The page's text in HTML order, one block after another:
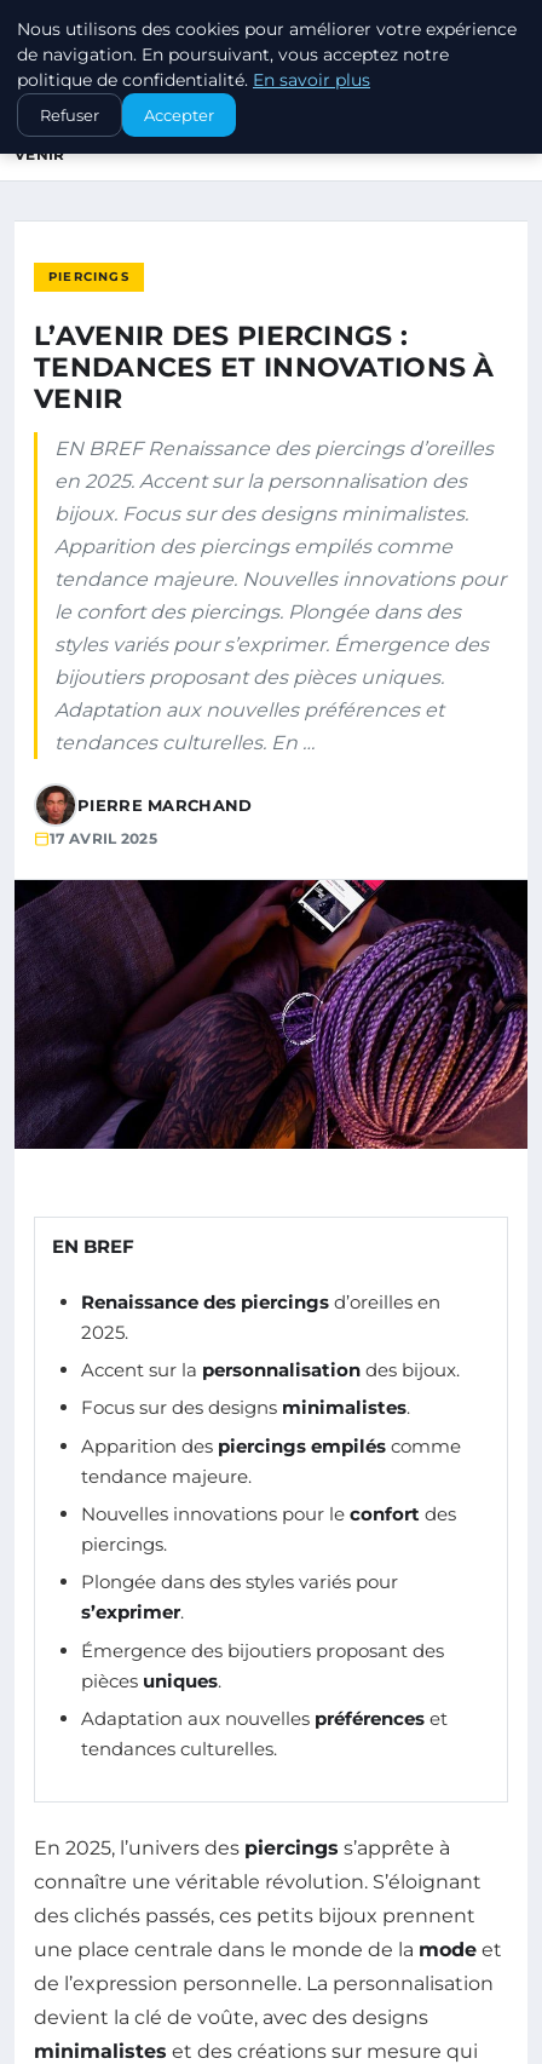
PIERCINGS ET PLUGS
ACCUEIL
PIERCINGS
L’AVENIR DES PIERCINGS : TENDANCES ET INNOVATIONS À
VENIR
PIERCINGS
L’AVENIR DES PIERCINGS :
TENDANCES ET INNOVATIONS À
VENIR
EN BREF Renaissance des piercings d’oreilles
en 2025. Accent sur la personnalisation des
bijoux. Focus sur des designs minimalistes.
Apparition des piercings empilés comme
tendance majeure. Nouvelles innovations pour
le confort des piercings. Plongée dans des
styles variés pour s’exprimer. Émergence des
bijoutiers proposant des pièces uniques.
Adaptation aux nouvelles préférences et
tendances culturelles. En …
PIERRE MARCHAND
17 AVRIL 2025
EN BREF
Renaissance des piercings d’oreilles en
2025.
Accent sur la personnalisation des bijoux.
Focus sur des designs minimalistes.
Apparition des piercings empilés comme
tendance majeure.
Nouvelles innovations pour le confort des
piercings.
Plongée dans des styles variés pour
s’exprimer.
Émergence des bijoutiers proposant des
pièces uniques.
Adaptation aux nouvelles préférences et
tendances culturelles.
En 2025, l’univers des piercings s’apprête à
connaître une véritable révolution. S’éloignant
des clichés passés, ces petits bijoux prennent
une place centrale dans le monde de la mode et
de l’expression personnelle. La personnalisation
devient la clé de voûte, avec des designs
minimalistes et des créations sur mesure qui
Nous utilisons des cookies pour améliorer votre expérience
de navigation. En poursuivant, vous acceptez notre
politique de confidentialité. En savoir plus
Refuser Accepter